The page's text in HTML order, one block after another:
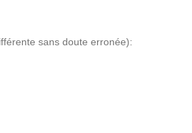
sans doute erronée):